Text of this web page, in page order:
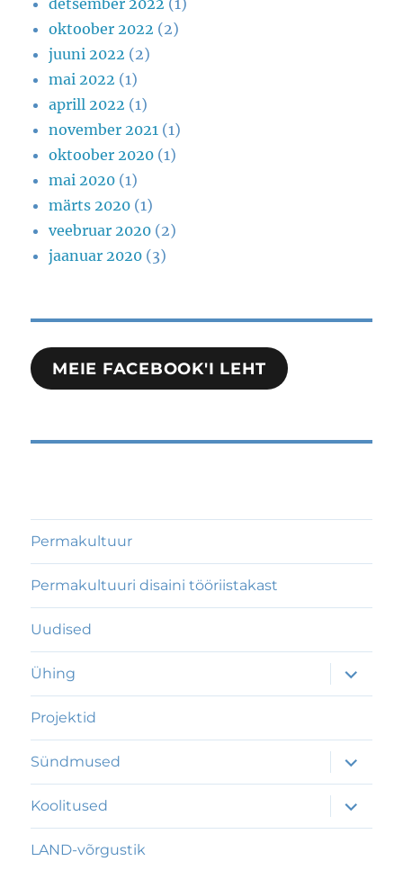
oktoober 2022 (2)
juuni 2022 (2)
mai 2022 (1)
aprill 2022 (1)
november 2021 (1)
oktoober 2020 (1)
mai 2020 (1)
märts 2020 (1)
veebruar 2020 (2)
jaanuar 2020 (3)
MEIE FACEBOOK'I LEHT
Permakultuur
Permakultuuri disaini tööriistakast
Uudised
Ühing
laienda
Projektid
Sündmused
laienda
Koolitused
laienda
LAND-võrgustik